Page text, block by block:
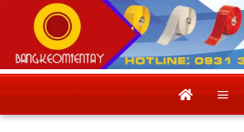
content